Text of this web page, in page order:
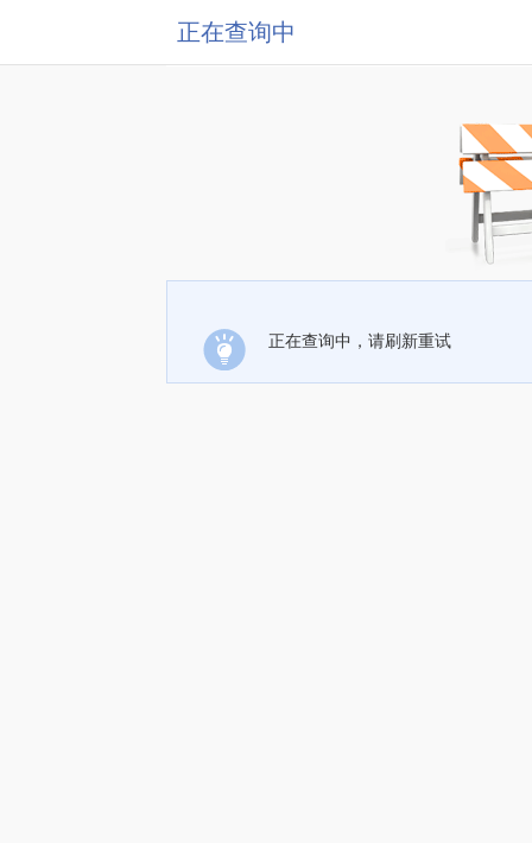
正在查询中
正在查询中，请刷新重试